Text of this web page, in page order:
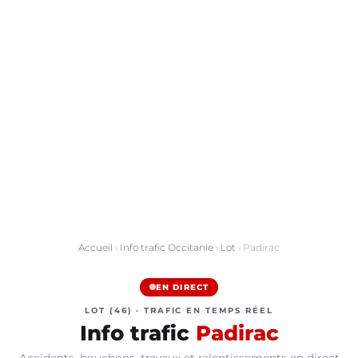
Accueil › Info trafic Occitanie › Lot › Padirac
EN DIRECT
LOT (46) · TRAFIC EN TEMPS RÉEL
Info trafic Padirac